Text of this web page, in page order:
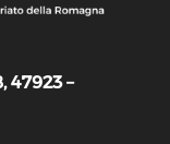
47923 –